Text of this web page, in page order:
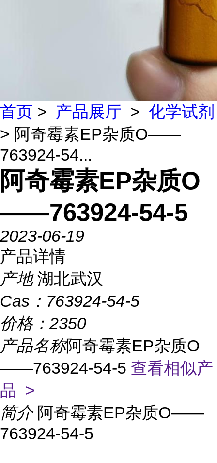
首页 > 产品展厅 > 化学试剂
> 阿奇霉素EP杂质O——
763924-54...
阿奇霉素EP杂质O
——763924-54-5
2023-06-19
产品详情
产地 湖北武汉
Cas： 763924-54-5
价格： 2350
产品名称阿奇霉素EP杂质O
——763924-54-5 查看相似产
品 >
简介 阿奇霉素EP杂质O——
763924-54-5